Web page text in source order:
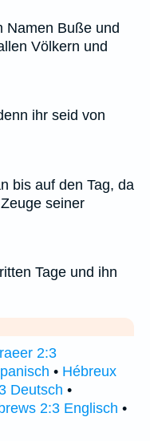
Namen Buße und
Völkern und
ihr seid von
bis auf den Tag, da
seiner
Tage und ihn
2:3
• Hébreux
Deutsch •
2:3 Englisch •